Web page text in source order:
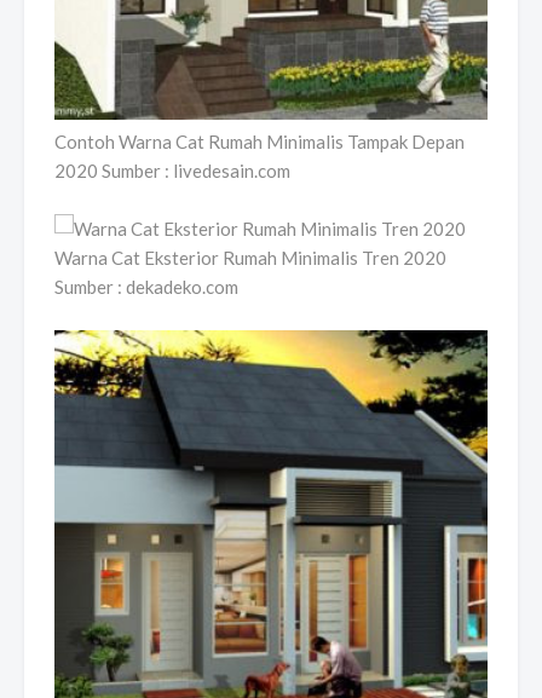
Contoh Warna Cat Rumah Minimalis Tampak Depan
2020 Sumber : livedesain.com
Warna Cat Eksterior Rumah Minimalis Tren 2020
Sumber : dekadeko.com